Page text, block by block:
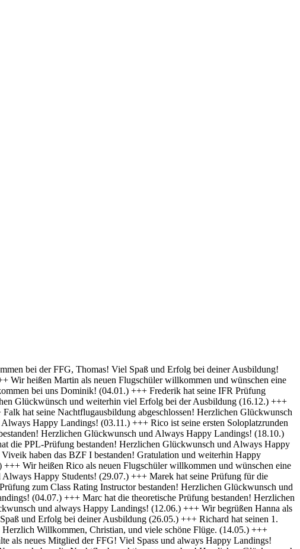
weiter so. (19.01.) +++ André startet seine PPL(a) Ausbildung zum 1.1. - viel Erfolg dabei. (17.12.) +++ Die FFG begrüßt herzlich Axel als neues Vollmitglied. (16.12. ) +++ Und wieder einer ohne Lehrer unterwegs- Gratulation Daniel ! (26.10.) +++ Norman hat heute seine Praktische Prüfung bestanden. Herzlichen Glückwunsch und Always Happy Landings (28.10) +++ Glückwunsch Karsten! Die Schülerakte wurde soeben geschlossen :-) Always happy Landings (12.9.) +++ Hendrik ist heute seine ersten Solo-Platzrunden geflogen. Herzlichen Glückwünsch und always happy landings (3.9.) +++ Wir begrüßen Richard als neues Mitglied der FFG und wünschen eine erfolgreiche Ausbildung! (1.9.) +++ Norman hat die Theoretische Prüfung bestanden. Herzlichen Glückwunsch (31.8.) +++ Vincent hat seinen ersten Alleinflug absolviert! Herzlichen Glückwunsch und weiterhin Happy Landings! (26.08.) +++ Wir heißen Clemens E. und Clemens H. als neue Flugschüler willkommen und wünschen eine erfolgreiche Ausbildung! (26.08.) +++ Herzlichen Glückwünsch zum ersten Solo, Luis und always happy landings! (22.08.) +++ Die FFG hat ein neues Vereinsmitglied und einen weiteren Flugschüler. Herzlich Willkommen, Stefan ! (7.8.) +++ Vom „Fußgänger“ zum Luftfahrzeugführer! Lieber Carsten, herzlichen Glückwunsch zur bestandenen PPL-Prüfung! (19.7.) +++ Simon hat seine Praktische Prüfung bestanden! (12.07.) Herzlichen Glückwunsch und Always Happy Landings +++ Wir begrüßen Stefan S. als neues Mitglied der FFG! - Herzlichen Glückwunsch & Always Happy Landings! (06.07.) +++ (Falscheintrag ?? hr) Die FFG hat ein neues Vereinsmitglied und die Flugschule einen neuen Schüler: Herzlich Willkommen, Robert, und viel Spaß und Erfolg bei deiner Ausbildung. (2.7.) +++ Patrik hat heute sein erstes Solo geflogen - Herzlichen Glückwunsch & Always Happy Landings! (30.6.) +++ Herzlichen Glückwunsch Thiago zur erfolgreichen Prüfung (15.06.) & Always Happy Landings +++ Herzlichen Glückwunsch zu bestandenen PPL(A) Prüfung, Fabian - always happy landings ! (19.5.) +++ Stefan hat die Prüfung für die Instrumentenflugberechtigung bestanden! Gratulation und weiterhin Happy Landings! . (04.05.) +++ Herzlich Willkommen bei der FFG, Eike, und viel Spaß und Erfolg bei deiner Ausbildung. (22.04.) +++ Wir heißen Daniel H. als neuen Flugschüler willkommen und wünschen eine erfolgreiche Ausbildung! (01.04.) +++ Gratulation auch an Daniel P., der heute (31.03.) seinen ersten Alleinflug absolviert hat! Herzlichen Glückwunsch und weiterhin Happy Landings! +++ Norman hat am 15.03. seinen ersten Alleinflug absolviert! Herzlichen Glückwunsch und weiterhin Happy Landings! +++ Daniel hat heute (9.3.) seine Theoretische Prüfung bestanden! Herzlichen Glückwunsch und viel Spaß bei den nächsten Ausbildungsschritten +++ Marek hat heute (1.3.) seine Praktische Prüfung bestanden -Herzlichen Glückwunsch und Always Happy Landings +++ Herzlich Willkommen, Luis. Viel Spaß und Erfolg bei deiner Ausbildung. +++ Herzlich Willkommen, Maximilian. Viel Spaß und Erfolg bei deiner Ausbildung. +++ Simon hat heute (9.2.) seine Theoretische Prüfung bestanden - Herzlichen Glückwunsch +++ Paul hat heute (22. Nov) seine PPL-Prüfung bestanden! Herzlichen Glückwunsch und Always Happy Landings! +++ Willkommen bei der FFG, Vincent. Viel Spaß und Erfolg bei deiner Ausbildung! +++ Willkommen bei der FFG, Doris. Viel Spaß und Erfolg bei deiner Ausbildung! +++ Holger hat seine PPL-Prüfung bestanden! Gratulation und weiterhin Happy Landings! +++ Micha hat seine PPL